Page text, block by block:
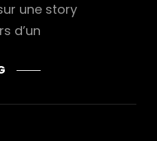
une story
d’un
JAMAIS
DANS